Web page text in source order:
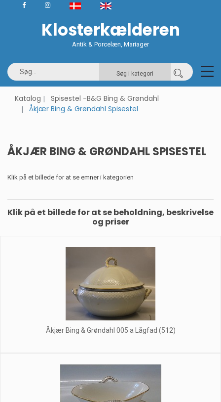
Klosterkælderen
Antik & Porcelæn, Mariager
Søg i kategori
Katalog
Spisestel -B&G Bing & Grøndahl
Åkjær Bing & Grøndahl Spisestel
ÅKJÆR BING & GRØNDAHL SPISESTEL
Klik på et billede for at se emner i kategorien
Klik på et billede for at se beholdning, beskrivelse
og priser
Åkjær Bing & Grøndahl 005 a Lågfad (512)